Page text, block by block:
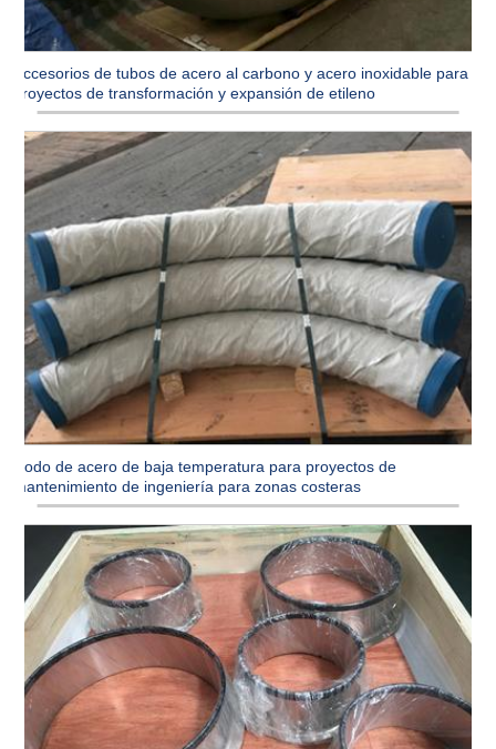
Accesorios de tubos de acero al carbono y acero inoxidable para
proyectos de transformación y expansión de etileno
Codo de acero de baja temperatura para proyectos de
mantenimiento de ingeniería para zonas costeras